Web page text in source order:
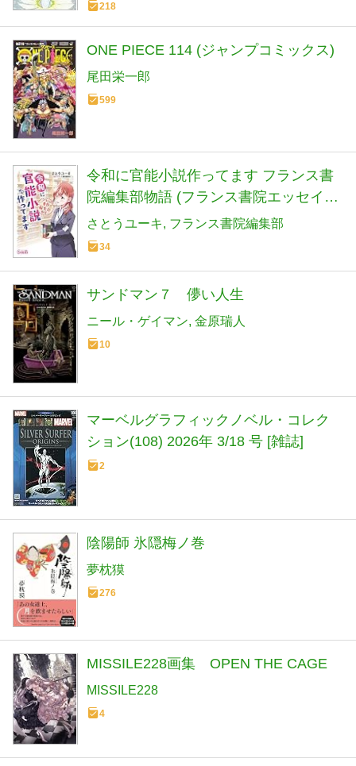
218
ONE PIECE 114 (ジャンプコミックス)
尾田栄一郎
599
令和に官能小説作ってます フランス書
院編集部物語 (フランス書院エッセイ
COMICS)
さとうユーキ フランス書院編集部
34
サンドマン７ 儚い人生
ニール・ゲイマン 金原瑞人
10
マーベルグラフィックノベル・コレク
ション(108) 2026年 3/18 号 [雑誌]
2
陰陽師 氷隠梅ノ巻
夢枕獏
276
MISSILE228画集 OPEN THE CAGE
MISSILE228
4